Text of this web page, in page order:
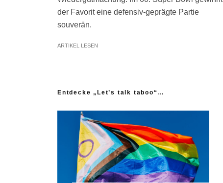
der Favorit eine defensiv-geprägte Partie
souverän.
ARTIKEL LESEN
Entdecke „Let’s talk taboo“…